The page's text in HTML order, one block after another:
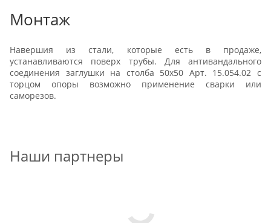
Монтаж
Навершия из стали, которые есть в продаже,
устанавливаются поверх трубы. Для антивандального
соединения заглушки на столба 50х50 Арт. 15.054.02 с
торцом опоры возможно применение сварки или
саморезов.
Наши партнеры